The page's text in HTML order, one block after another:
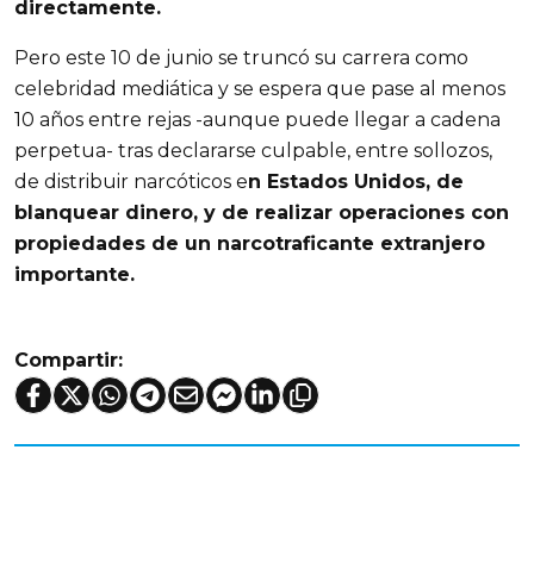
directamente.
Pero este 10 de junio se truncó su carrera como
celebridad mediática y se espera que pase al menos
10 años entre rejas -aunque puede llegar a cadena
perpetua- tras declararse culpable, entre sollozos,
de distribuir narcóticos en Estados Unidos, de
blanquear dinero, y de realizar operaciones con
propiedades de un narcotraficante extranjero
importante.
Compartir: